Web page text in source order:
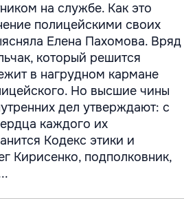
на службе. Как это
полицейскими своих
Елена Пахомова. Вряд
который решится
в нагрудном кармане
Но высшие чины
дел утверждают: с
каждого их
Кодекс этики и
Кирисенко, подполковник,